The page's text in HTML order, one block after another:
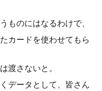
ものにはなるわけで、
カードを使わせてもら
渡さないと。
データとして、皆さん